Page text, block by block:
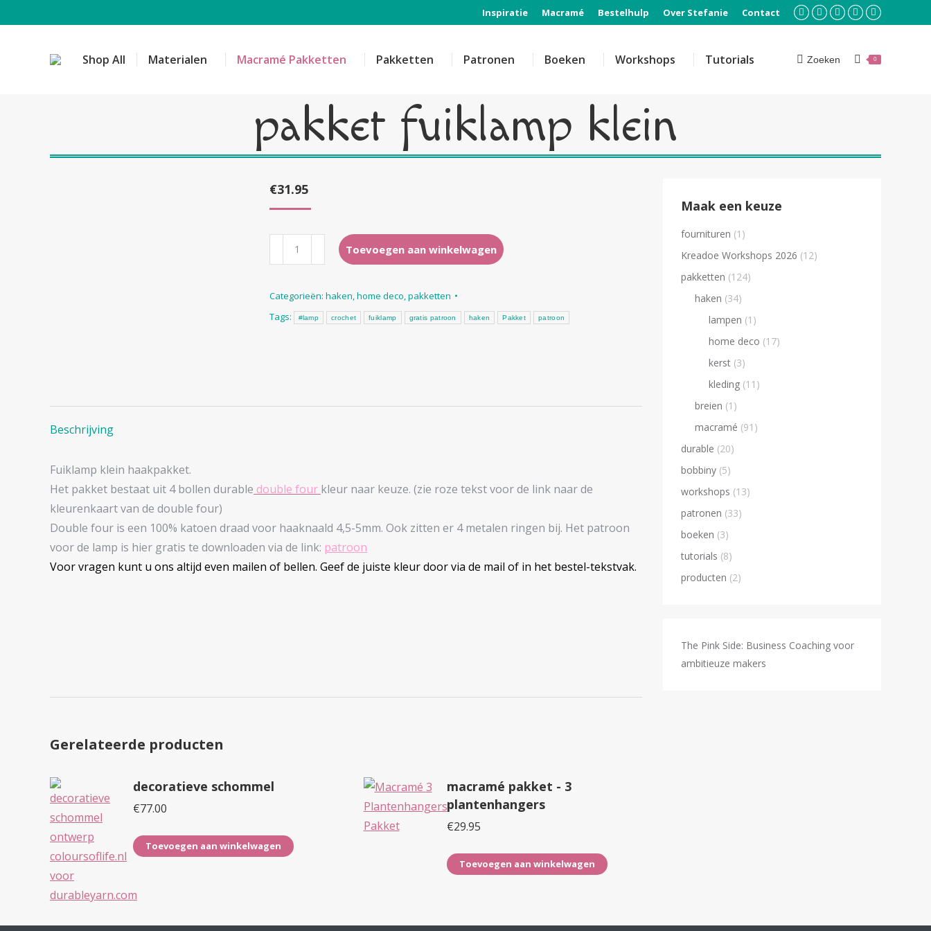
Inspiratie Macramé Bestelhulp Over Stefanie Contact
Facebook
in
Instagram
in
Pinterest
in
YouTube
in
Mail
in
Shop All Materialen Macramé Pakketten Pakketten Patronen Boeken Workshops Tutorials Search:
Zoeken 0
pakket fuiklamp klein
€31.95
pakket
fuiklamp
aantal
Toevoegen aan winkelwagen
Categorieën: haken,home deco,pakketten
Tags:
#lamp crochet fuiklamp gratis patroon haken Pakket patroon
Beschrijving
Fuiklamp klein haakpakket.
Het pakket bestaat uit 4 bollen durable double four kleur naar keuze. (zie roze tekst voor de link naar de
kleurenkaart van de double four)
Double four is een 100% katoen draad voor haaknaald 4,5-5mm. Ook zitten er 4 metalen ringen bij. Het patroon
voor de lamp is hier gratis te downloaden via de link: patroon
Voor vragen kunt u ons altijd even mailen of bellen. Geef de juiste kleur door via de mail of in het bestel-tekstvak.
Gerelateerde producten
decoratieve schommel
€77.00
Toevoegen aan winkelwagen
macramé pakket - 3
plantenhangers
€29.95
Toevoegen aan winkelwagen
Maak een keuze
fournituren (1)
Kreadoe Workshops 2026 (12)
pakketten (124)
haken (34)
lampen (1)
home deco (17)
kerst (3)
kleding (11)
breien (1)
macramé (91)
durable (20)
bobbiny (5)
workshops (13)
patronen (33)
boeken (3)
tutorials (8)
producten (2)
The Pink Side: Business Coaching voor
ambitieuze makers